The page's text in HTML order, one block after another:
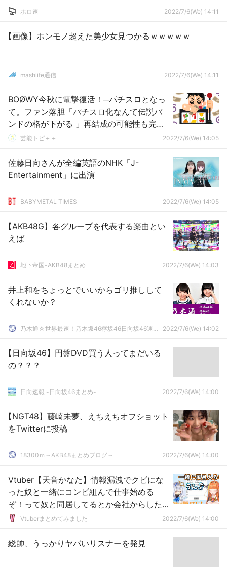
ホロ速 2022/7/6(We) 14:11
【画像】ホンモノ超えた美少女見つかるｗｗｗｗｗ
mashlife通信 2022/7/6(We) 14:11
BOØWY今秋に電撃復活！─パチスロとなっ
て。ファン落胆「パチスロ化なんて伝説バ
ンドの格が下がる 」再結成の可能性も完全
消滅芸能トピ＋＋ 2022/7/6(We) 14:05
佐藤日向さんが全編英語のNHK「J-
Entertainment」に出演
BABYMETAL TIMES 2022/7/6(We) 14:05
【AKB48G】各グループを代表する楽曲とい
えば
地下帝国-AKB48まとめ 2022/7/6(We) 14:03
井上和をちょっとでいいからゴリ推しして
くれないか？
乃木通☆世界最速！乃木坂46欅坂46日向坂46速報まとめ 2022/7/6(We) 14:02
【日向坂46】円盤DVD買う人ってまだいる
の？？？
日向速報 -日向坂46まとめ- 2022/7/6(We) 14:00
【NGT48】藤崎未夢、えちえちオフショット
をTwitterに投稿
18300ｍ～AKB48まとめブログ～ 2022/7/6(We) 14:00
Vtuber【天音かなた】情報漏洩でクビにな
った奴と一緒にコンビ組んで仕事始める
ぞ！って奴と同居してるとか会社からした
らドン引きじゃね？
Vtuberまとめてみました 2022/7/6(We) 14:00
総帥、うっかりヤバいリスナーを発見